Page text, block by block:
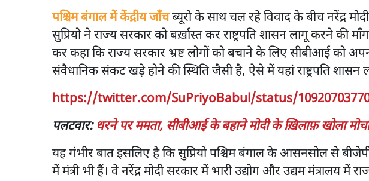
पश्चिम बंगाल में केंद्रीय जाँचब्यूरो के साथ चल रहे विवाद के बीच नरेंद्र
सुप्रियो ने राज्य सरकार को बर्ख़ास्त कर राष्ट्रपति शासन लागू करने की
कर कहा कि राज्य सरकार भ्रष्ट लोगों को बचाने के लिए सीबीआई को
संवैधानिक संकट खड़े होने की स्थिति जैसी है, ऐसे में यहां राष्ट्रपति शासन
https://twitter.com/SuPriyoBabul/status/
पलटवार: धरने पर ममता, सीबीआई के बहाने मोदी के ख़िलाफ़ खोला मोर्चा
यह गंभीर बात इसलिए है कि सुप्रियो पश्चिम बंगाल के आसनसोल से
में मंत्री भी हैं। वे नरेंद्र मोदी सरकार में भारी उद्योग और उद्यम मंत्रालय में